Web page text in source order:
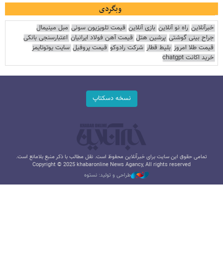
وبگردی
خبرآنلاین راه نو آنلاین بازی آنلاین قیمت تلویزیون سونی مبل مینیمال
جراح بینی گوشتی پرشین هتل قیمت آهن فولاد ایرانیان اعتبارسنجی بانکی
قیمت طلا امروز بلیط قطار شرکت رادوکو قیمت پروفیل سایت یوتوتایمز
خرید اکانت chatgpt
نسخه دسکتاپ
تمامی حقوق این سایت برای خبرآنلاین محفوظ است. نقل مطالب با ذکر منبع بلامانع است.
Copyright © 2025 khabaronline News Agancy, All rights reserved
طراحی و تولید: نستوه